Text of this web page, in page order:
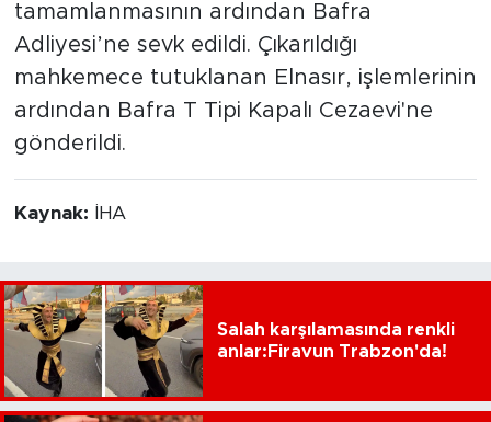
tamamlanmasının ardından Bafra
Adliyesi’ne sevk edildi. Çıkarıldığı
mahkemece tutuklanan Elnasır, işlemlerinin
ardından Bafra T Tipi Kapalı Cezaevi'ne
gönderildi.
Kaynak: İHA
Salah karşılamasında renkli
anlar:Firavun Trabzon'da!